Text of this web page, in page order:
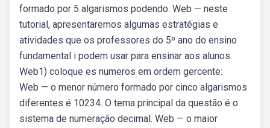
formado por 5 algarismos podendo. Web — neste
tutorial, apresentaremos algumas estratégias e
atividades que os professores do 5º ano do ensino
fundamental i podem usar para ensinar aos alunos.
Web1) coloque es numeros em ordem gercente:
Web — o menor número formado por cinco algarismos
diferentes é 10234. O tema principal da questão é o
sistema de numeração decimal. Web — o maior